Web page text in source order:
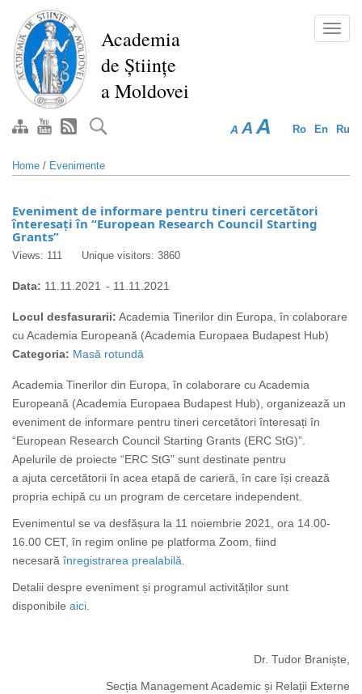
main
content
Academia
de Științe
a Moldovei
Ro En Ru
A A A
Home / Evenimente
Eveniment de informare pentru tineri cercetători
înteresați în “European Research Council Starting
Grants”
Views: 111 Unique visitors: 3860
Data: 11.11.2021 - 11.11.2021
Locul desfasurarii: Academia Tinerilor din Europa, în colaborare
cu Academia Europeană (Academia Europaea Budapest Hub)
Categoria: Masă rotundă
Academia Tinerilor din Europa, în colaborare cu Academia
Europeană (Academia Europaea Budapest Hub), organizează un
eveniment de informare pentru tineri cercetători înteresați în
“European Research Council Starting Grants (ERC StG)”.
Apelurile de proiecte “ERC StG” sunt destinate pentru
a ajuta cercetătorii în acea etapă de carieră, în care își crează
propria echipă cu un program de cercetare independent.
Evenimentul se va desfășura la 11 noiembrie 2021, ora 14.00-
16.00 CET, în regim online pe platforma Zoom, fiind
necesară înregistrarea prealabilă
Detalii despre eveniment și programul activităților sunt
disponibile aici
Dr. Tudor Braniște,
Secția Management Academic și Relații Externe